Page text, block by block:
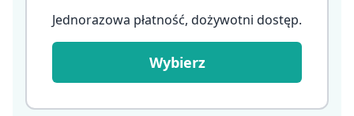
Jednorazowa płatność, dożywotni dostęp.
Wybierz